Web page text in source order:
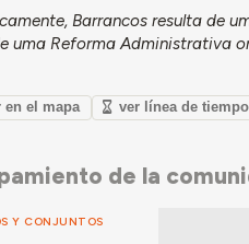
Barrancos resulta de
uma Reforma Administrativa
en el mapa ver línea de tiempo
de la
Y CONJUNTOS